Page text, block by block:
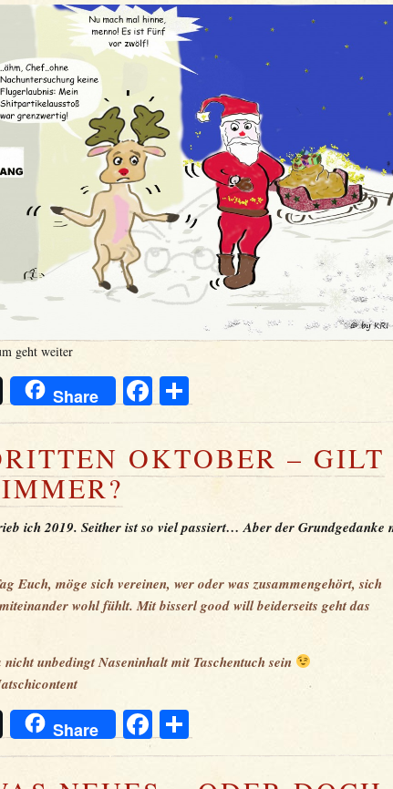
geht weiter
Share Facebook
OKTOBER – GILT
ich 2019. Seither ist so vielpassiert… Aber der Grundgedanke
Euch, möge sich vereinen, wer oder was zusammengehört, sich
wohl fühlt. Mit bisserl good will beiderseits geht das
nicht unbedingt Naseninhalt mit Taschentuch sein
Share Facebook